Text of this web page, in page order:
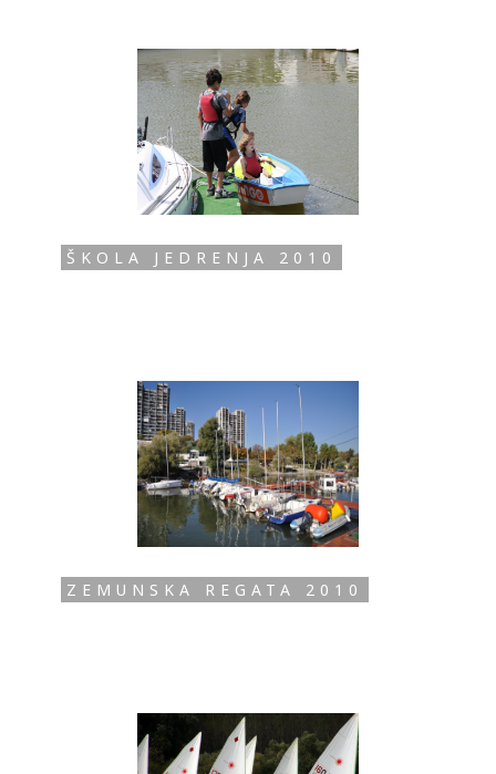
ŠKOLA JEDRENJA 2010
ZEMUNSKA REGATA 2010